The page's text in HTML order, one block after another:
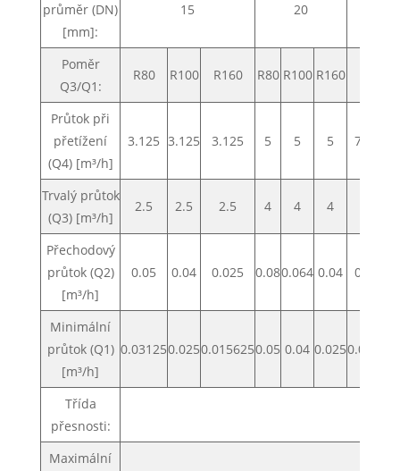
průměr (DN)
[mm]:
15 20
Poměr
Q3/Q1:
R80 R100 R160 R80 R100 R160
Průtok při
přetížení
(Q4) [m³/h]
3.125 3.125 3.125 5 5 5 7.875
Trvalý průtok
(Q3) [m³/h]
2.5 2.5 2.5 4 4 4
Přechodový
průtok (Q2)
[m³/h]
0.05 0.04 0.025 0.080.064 0.04 0.126
Minimální
průtok (Q1)
[m³/h]
0.031250.0250.0156250.05 0.04 0.0250.07875
Třída
přesnosti:
Maximální